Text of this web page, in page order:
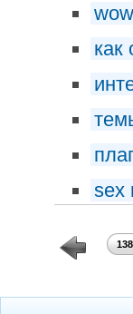
как
sex
137 138